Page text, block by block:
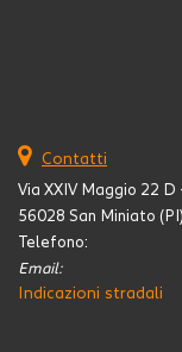
Contatti
Via XXIV Maggio 22
56028 San Miniato (PI)
Telefono:
Email:
Indicazioni stradali